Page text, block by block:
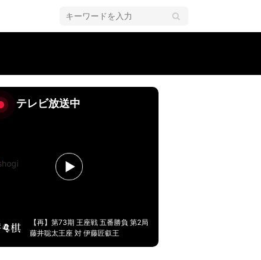
テレビ放送中
【再】第73期 王座戦 五番勝負 第2局
藤井聡太王座 対 伊藤匠叡王